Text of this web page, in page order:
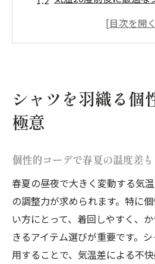
今日のコーデはシャツ
気温別服装メンズも参
気温差対応に最適な春夏コ
清潔感と快適さ両立の
気温差10度の日はシ
最高気温20度も安心な
昼夜の寒暖差は重ね着でお
シャツを羽織る個
極意
個性的コーデで春夏の温度差
春夏の昼夜で大きく変動する気
の調整力が求められます。特に
い方にとって、着回しやすく、
きるアイテム選びが重要です。
用することで、気温差による不